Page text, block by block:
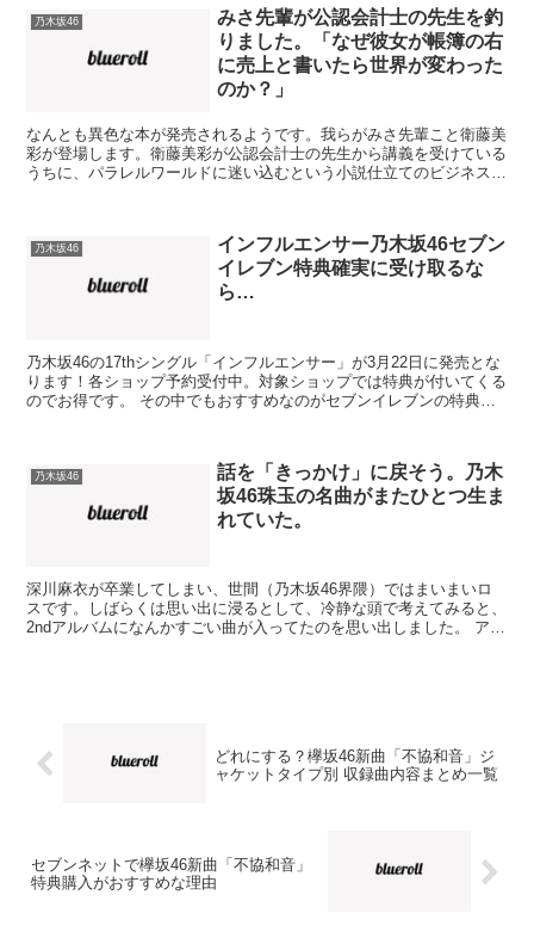
乃木坂46
みさ先輩が公認会計士の先生を釣
りました。「なぜ彼女が帳簿の右
に売上と書いたら世界が変わった
のか？」
なんとも異色な本が発売されるようです。我らがみさ先輩こと衛藤美
彩が登場します。衛藤美彩が公認会計士の先生から講義を受けている
うちに、パラレルワールドに迷い込むという小説仕立てのビジネス書
乃木坂46
インフルエンサー乃木坂46セブン
イレブン特典確実に受け取るな
ら…
乃木坂46の17thシングル「インフルエンサー」が3月22日に発売とな
ります！各ショップ予約受付中。対象ショップでは特典が付いてくる
のでお得です。 その中でもおすすめなのがセブンイレブンの特典で
乃木坂46
話を「きっかけ」に戻そう。乃木
坂46珠玉の名曲がまたひとつ生ま
れていた。
深川麻衣が卒業してしまい、世間（乃木坂46界隈）ではまいまいロ
スです。しばらくは思い出に浸るとして、冷静な頭で考えてみると、
2ndアルバムになんかすごい曲が入ってたのを思い出しました。 アル
どれにする？欅坂46新曲「不協和音」ジ
ャケットタイプ別 収録曲内容まとめ一覧
セブンネットで欅坂46新曲「不協和音」
特典購入がおすすめな理由